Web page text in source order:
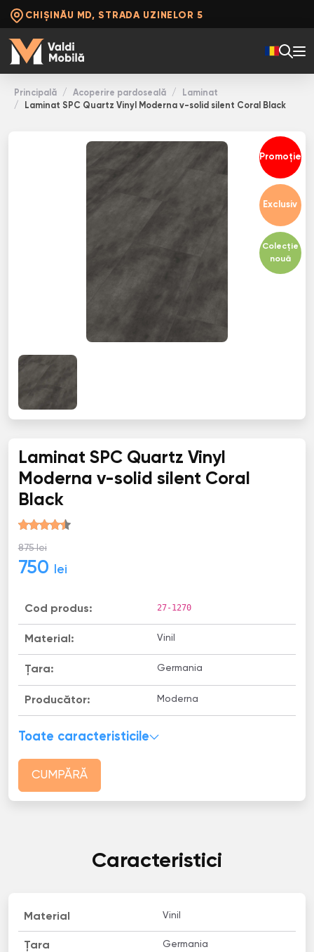
CHIȘINĂU MD, STRADA UZINELOR 5
Principală Acoperire pardoseală
Laminat
Laminat SPC Quartz Vinyl Moderna v-solid silent Coral Black
Promoție
Exclusiv
Colecție
nouă
Laminat SPC Quartz Vinyl
Moderna v-solid silent Coral
Black
875 lei
750 lei
Cod produs: 27-1270
Material: Vinil
Țara: Germania
Producător: Moderna
Toate caracteristicile
CUMPĂRĂ
Caracteristici
Material Vinil
Țara Germania